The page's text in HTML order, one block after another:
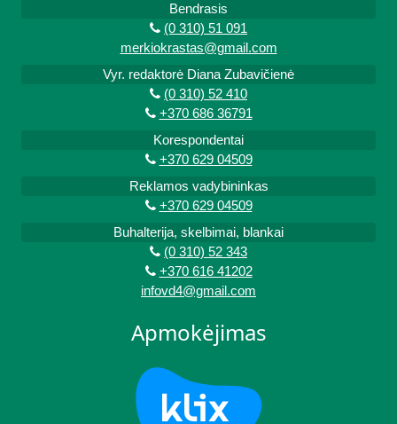
Bendrasis
(0 310) 51 091
merkiokrastas@gmail.com
Vyr. redaktorė Diana Zubavičienė
(0 310) 52 410
+370 686 36791
Korespondentai
+370 629 04509
Reklamos vadybininkas
+370 629 04509
Buhalterija, skelbimai, blankai
(0 310) 52 343
+370 616 41202
infovd4@gmail.com
Apmokėjimas